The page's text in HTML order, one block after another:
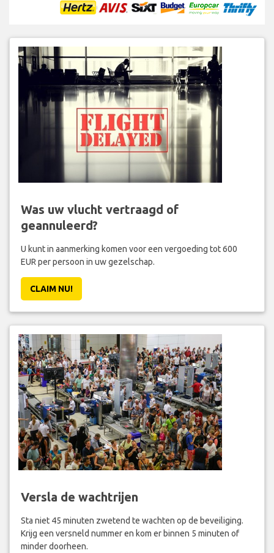
Was uw vlucht vertraagd of
geannuleerd?
U kunt in aanmerking komen voor een vergoeding tot 600
EUR per persoon in uw gezelschap.
CLAIM NU!
Versla de wachtrijen
Sta niet 45 minuten zwetend te wachten op de beveiliging.
Krijg een versneld nummer en kom er binnen 5 minuten of
minder doorheen.